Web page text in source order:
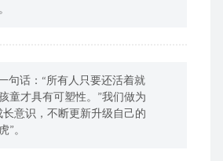
句话：“所有人只要还活着就
童才具有可塑性。”我们做为
意识，不断更新升级自己的
。